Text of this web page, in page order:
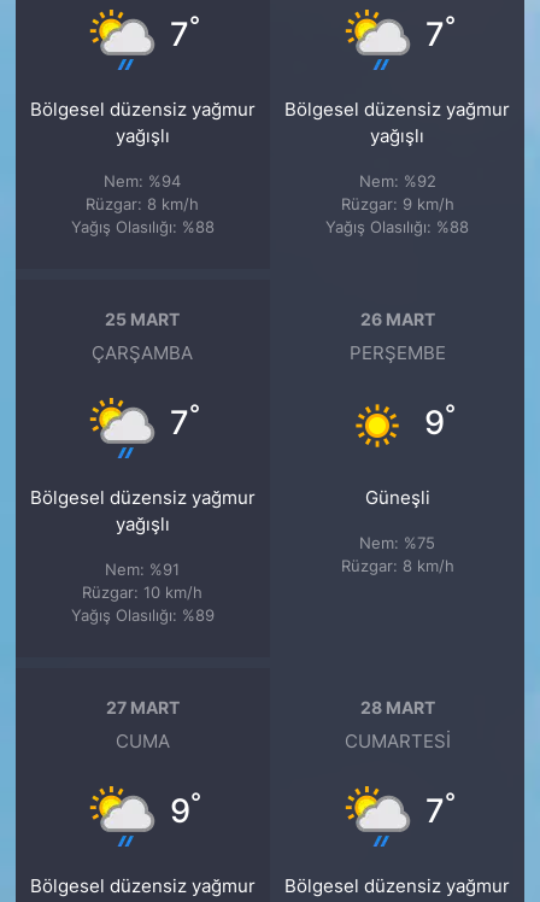
7°
Bölgesel düzensiz yağmur
yağışlı
Nem: %94
Rüzgar: 8 km/h
Yağış Olasılığı: %88
7°
Bölgesel düzensiz yağmur
yağışlı
Nem: %92
Rüzgar: 9 km/h
Yağış Olasılığı: %88
25 MART
ÇARŞAMBA
7°
Bölgesel düzensiz yağmur
yağışlı
Nem: %91
Rüzgar: 10 km/h
Yağış Olasılığı: %89
26 MART
PERŞEMBE
9°
Güneşli
Nem: %75
Rüzgar: 8 km/h
27 MART
CUMA
9°
Bölgesel düzensiz yağmur
28 MART
CUMARTESI
7°
Bölgesel düzensiz yağmur